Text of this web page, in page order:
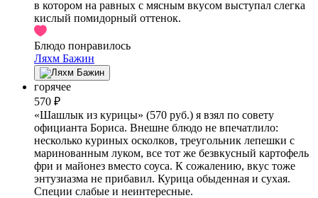
в котором на равных с мясным вкусом выступал слегка
кислый помидорный оттенок.
Блюдо понравилось
Ляхм Бажин
горячее
570 ₽
«Шашлык из курицы» (570 руб.) я взял по совету
официанта Бориса. Внешне блюдо не впечатлило:
несколько куриных осколков, треугольник лепешки с
маринованным луком, все тот же безвкусный картофель
фри и майонез вместо соуса. К сожалению, вкус тоже
энтузиазма не прибавил. Курица обыденная и сухая.
Специи слабые и неинтересные.